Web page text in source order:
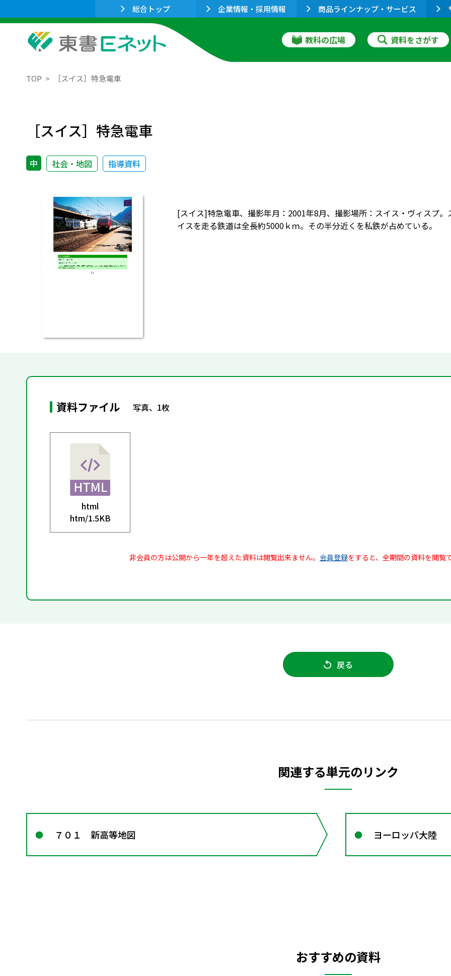
総合トップ 企業情報・採用情報 商品ラインナップ・サービス
教科の広場 資料をさがす
TOP ［スイス］特急電車
［スイス］特急電車
中 社会・地図 指導資料
[スイス]特急電車、撮影年月：2001年8月、撮影場所：スイス・ヴィスプ
イスを走る鉄道は全長約5000ｋｍ。その半分近くを私鉄が占めている。
資料ファイル 写真、1枚
html
htm/1.5KB
非会員の方は公開から一年を超えた資料は閲覧出来ません。 会員登録をすると、全期間の資料を閲覧
戻る
関連する単元のリンク
７０１ 新高等地図 ヨーロッパ大陸
おすすめの資料